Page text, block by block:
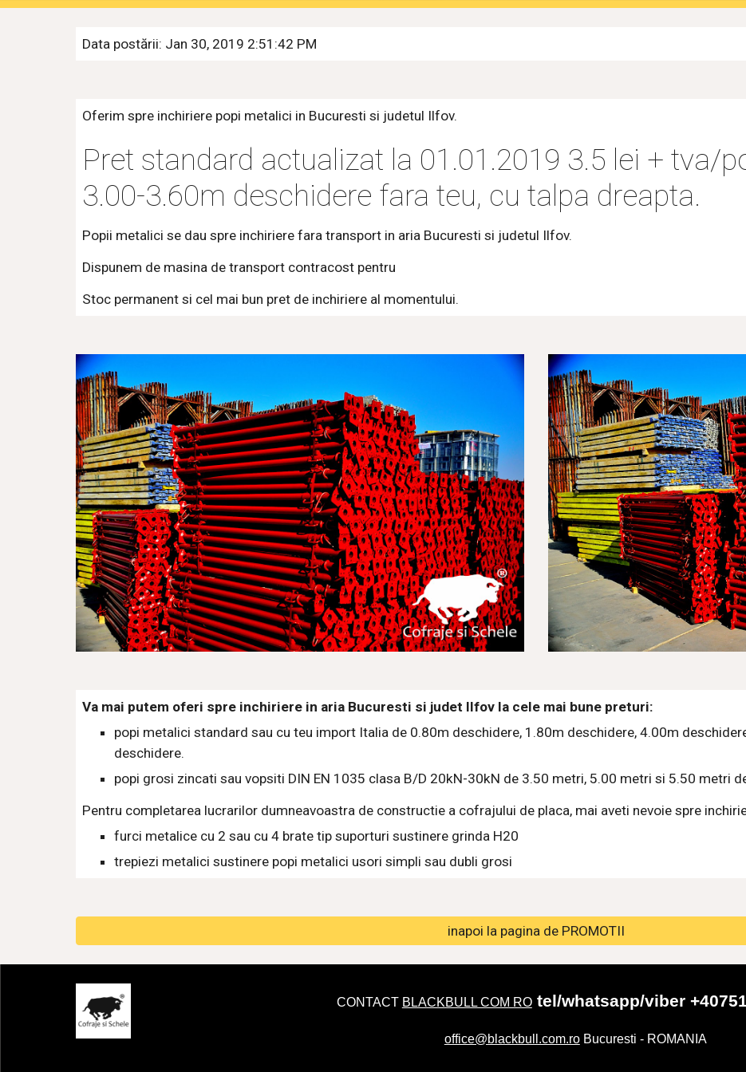
Data postării: Jan 30, 2019 2:51:42 PM
Oferim spre inchiriere popi metalici in Bucuresti si judetul Ilfov.
Pret standard actualizat la 01.01.2019 3.5 lei + tva/
3.00-3.60m deschidere fara teu, cu talpa dreapta.
Popii metalici se dau spre inchiriere fara transport in aria Bucuresti si judetul Ilfov.
Dispunem de masina de transport contracost pentru
Stoc permanent si cel mai bun pret de inchiriere al momentului.
Va mai putem oferi spre inchiriere in aria Bucuresti si judet Ilfov la cele mai bune preturi:
popi metalici standard sau cu teu import Italia de 0.80m deschidere, 1.80m deschidere, 4.00m
deschidere.
popi grosi zincati sau vopsiti DIN EN 1035 clasa B/D 20kN-30kN de 3.50 metri, 5.00 metri si 5.50 metri
Pentru completarea lucrarilor dumneavoastra de constructie a cofrajului de placa, mai aveti nevoie spre
furci metalice cu 2 sau cu 4 brate tip suporturi sustinere grinda H20
trepiezi metalici sustinere popi metalici usori simpli sau dubli grosi
inapoi la pagina de PROMOTII
CONTACT BLACKBULL COM RO tel/whatsapp/viber
office@blackbull.com.roBucuresti - ROMANIA